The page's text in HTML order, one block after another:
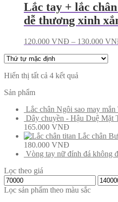
Lắc tay + lắc
dễ thương xinh
120.000 VNĐ – 130.000
Hiển thị tất cả 4 kết quả
Sản phẩm
Lắc chân Ngôi sao may mắn
Dây chuyền - Hậu Duệ Mặt
165.000 VNĐ
Lắc chân
180.000 VNĐ
Vòng tay nữ đính đá không
Lọc theo giá
Lọc sản phẩm theo màu sắc